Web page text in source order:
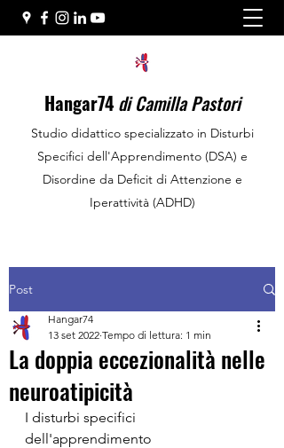
Hangar74 di Camilla Pastori
Studio didattico specializzato in Disturbi
Specifici dell'Apprendimento (DSA) e
Disordine da Deficit di Attenzione e
Iperattività (ADHD)
Post
La doppia eccezionalità nelle
neuroatipicità
Hangar74
13 set 2022 Tempo di lettura: 1 min
I disturbi specifici
dell'apprendimento